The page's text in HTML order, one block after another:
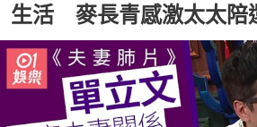
生活 麥長青感激太太陪